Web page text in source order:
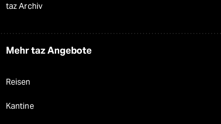
taz Archiv
Mehr taz Angebote
Reisen
Kantine